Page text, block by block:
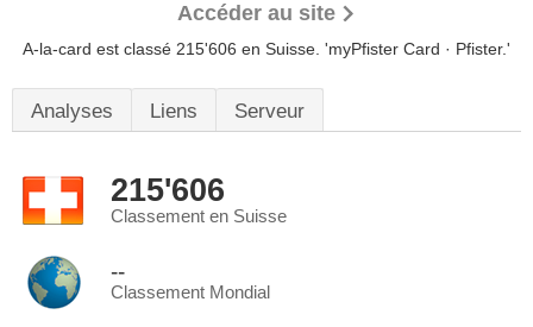
Accéder au site
A-la-card est classé 215'606 en Suisse. 'myPfister Card · Pfister.'
Analyses Liens Serveur
215'606
Classement en Suisse
--
Classement Mondial